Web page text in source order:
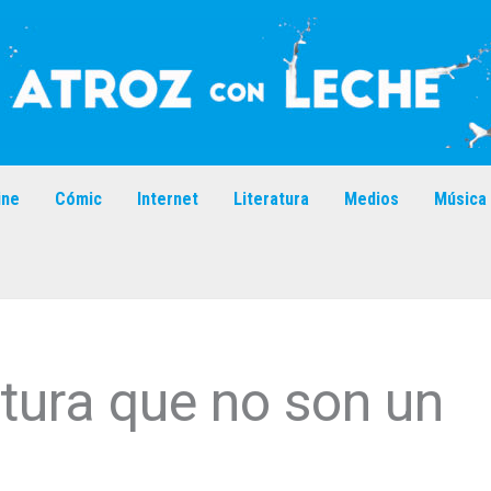
Cómic Internet Literatura Medios Música
que no son un